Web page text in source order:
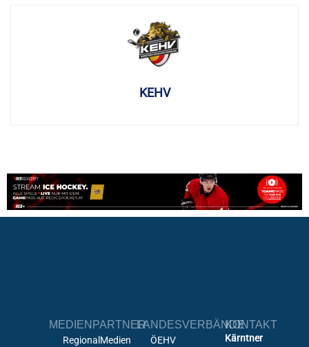
KEHV
MEDIENPARTNER
RegionalMedien
LANDESVERBÄNDE
ÖEHV
KONTAKT
Kärntner